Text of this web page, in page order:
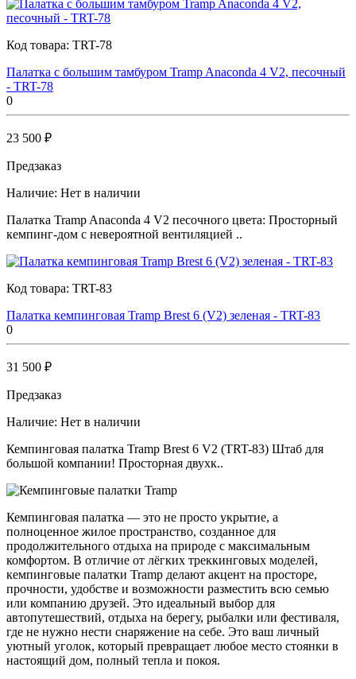
Код товара: TRT-78
Палатка с большим тамбуром Tramp Anaconda 4 V2, песочный
- TRT-78
0
23 500 ₽
Предзаказ
Наличие: Нет в наличии
Палатка Tramp Anaconda 4 V2 песочного цвета: Просторный
кемпинг-дом с невероятной вентиляцией ..
Код товара: TRT-83
Палатка кемпинговая Tramp Brest 6 (V2) зеленая - TRT-83
0
31 500 ₽
Предзаказ
Наличие: Нет в наличии
Кемпинговая палатка Tramp Brest 6 V2 (TRT-83) Штаб для
большой компании! Просторная двухк..
Кемпинговая палатка — это не просто укрытие, а
полноценное жилое пространство, созданное для
продолжительного отдыха на природе с максимальным
комфортом. В отличие от лёгких треккинговых моделей,
кемпинговые палатки Tramp делают акцент на просторе,
прочности, удобстве и возможности разместить всю семью
или компанию друзей. Это идеальный выбор для
автопутешествий, отдыха на берегу, рыбалки или фестиваля,
где не нужно нести снаряжение на себе. Это ваш личный
уютный уголок, который превращает любое место стоянки в
настоящий дом, полный тепла и покоя.